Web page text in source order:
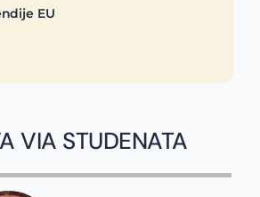
EU
VIA STUDENATA